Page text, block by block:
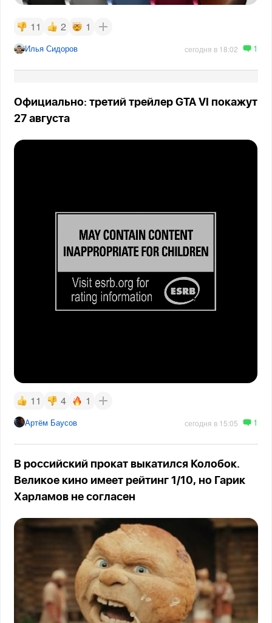
11 2 1
Илья Сидоров сегодня в 18:02 1
Официально: третий трейлер GTA VI покажут
27 августа
11 4 1
Артём Баусов сегодня в 15:05 1
В российский прокат выкатился Колобок.
Великое кино имеет рейтинг 1/10, но Гарик
Харламов не согласен